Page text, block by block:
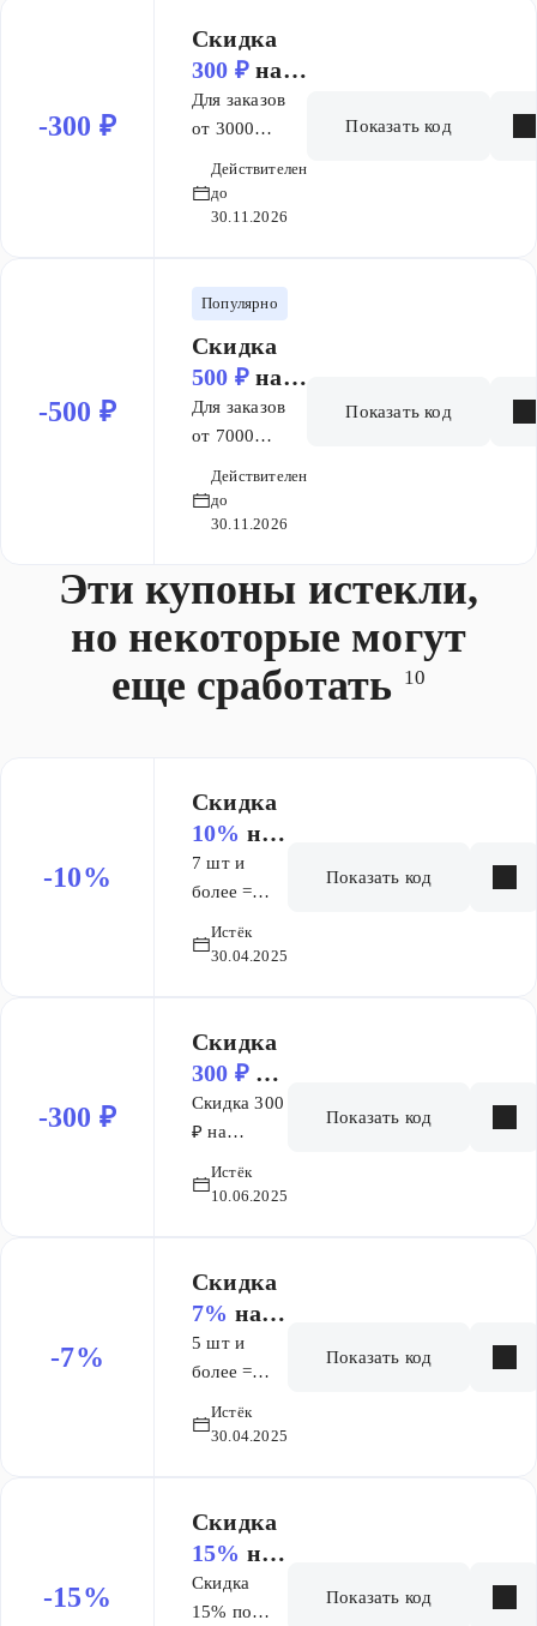
-300 ₽
Скидка
300 ₽на
заказ от 3
000 ₽
Для заказов
от 3000
дарим скидку
в размере 300
соберите в
примените
промокод.
Действителен
до
30.11.2026
Показать код
-500 ₽
Популярно
Скидка
500 ₽на
заказ от 7
000 ₽
Для заказов
от 7000
дарим скидку
в размере 500
Просто
соберите в
корзину и
примените
промокод.
Действителен
до
30.11.2026
Показать код
Эти купоны истекли,
но некоторые могут
еще сработать
10
-10%
Скидка
10% на
заказ
7 шт и
более =
на
Истёк
30.04.2025
Показать код
-300 ₽
Скидка
300 ₽ на
заказ от
3 000 ₽
Скидка 300
₽ на
3000 ₽
Истёк
10.06.2025
Показать код
-7%
Скидка
7% на
заказ
5 шт и
более =
на
Истёк
30.04.2025
Показать код
-15%
Скидка
15% на
заказ
Скидка
15% по
Показать код